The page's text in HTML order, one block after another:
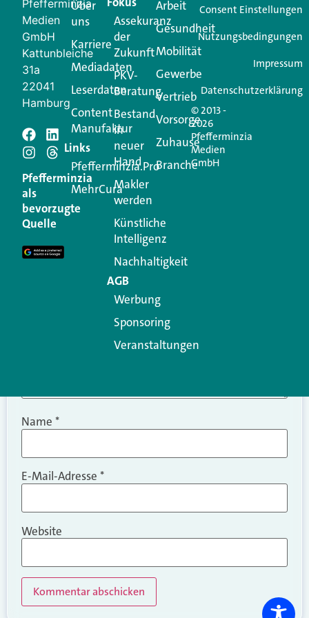
Ihren Vertriebsalltag leichter macht. Mit nur einem
Login.
Jetzt anmelden
Schreiben Sie einen
Kommentar
Ihre E-Mail-Adresse wird nicht veröffentlicht.
Erforderliche Felder sind mit
Kommentar
Name *
E-Mail-Adresse *
Website
Pfefferminzia
Medien
GmbH
Kattunbleiche
31a
22041
Hamburg
Pfefferminzia
als
bevorzugte
Quelle
Über
uns
Karriere
Mediadaten
Leserdaten
Content
Manufaktur
Links
Pfefferminzia.Pro
MehrCura
Assekuranz
der
Zukunft
PKV-
Beratung
Bestand
in
neuer
Hand
Makler
werden
Künstliche
Intelligenz
Nachhaltigkeit
AGB
Werbung
Sponsoring
Veranstaltungen
Arbeit
Gesundheit
Mobilität
Gewerbe
Vertrieb
Vorsorge
Zuhause
Branche
© 2013 -
2026
Pfefferminzia
Medien
GmbH
Consent Einstellungen
Nutzungsbedingungen
Impressum
Datenschutzerklärung